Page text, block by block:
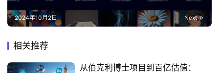
Next
2024年10月2日
相关推荐
从伯克利博士项目到百亿估值：